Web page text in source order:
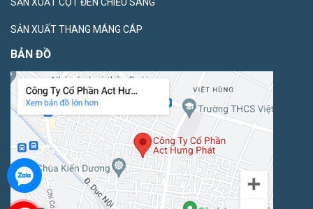
SẢN XUẤT THANG MÁNG CÁP
BẢN ĐỒ